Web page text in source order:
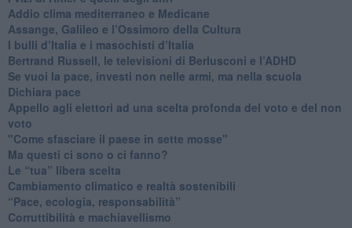
Addio clima mediterraneo e Medicane
​Assange, Galileo e l’Ossimoro della Cultura
​I bulli d’Italia e i masochisti d’Italia
​Bertrand Russell, le televisioni di Berlusconi e l’ADHD
​Se vuoi la pace, investi non nelle armi, ma nella scuola
​Dichiara pace
​Appello agli elettori ad una scelta profonda del voto e del non
voto
"Come sfasciare il paese in sette mosse"
​Ma questi ci sono o ci fanno?
​Le “tua” libera scelta
Cambiamento climatico e realtà sostenibili
“Pace, ecologia, responsabilità”
​Corruttibilità e machiavellismo